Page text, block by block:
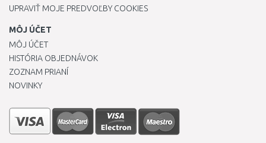
UPRAVIŤ MOJE PREDVOĽBY COOKIES
MÔJ ÚČET
MÔJ ÚČET
HISTÓRIA OBJEDNÁVOK
ZOZNAM PRIANÍ
NOVINKY